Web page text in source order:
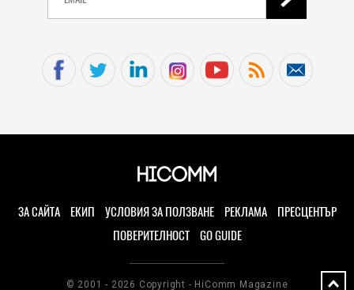
ЗА САЙТА ЕКИП УСЛОВИЯ ЗА ПОЛЗВАНЕ РЕКЛАМА
ПРЕСЦЕНТЪР
ПОВЕРИТЕЛНОСТ
GO GUIDE
© 2001 - 2026 Copyright - HiComm Magazine